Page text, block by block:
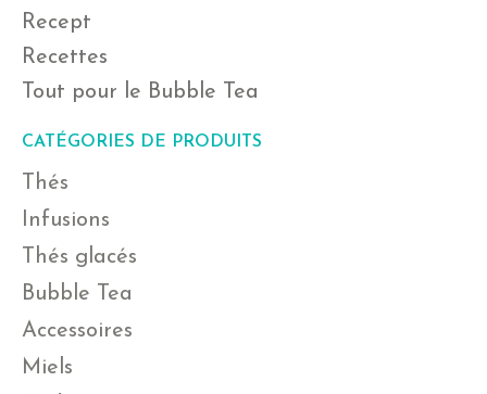
Recept
Recettes
Tout pour le Bubble Tea
CATÉGORIES DE PRODUITS
Thés
Infusions
Thés glacés
Bubble Tea
Accessoires
Miels